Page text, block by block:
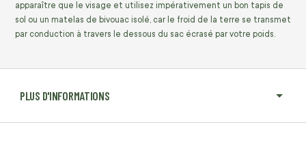
PLUS D'INFORMATIONS
apparaître que le visage et utilisez impérativement un bon tapis de
sol ou un matelas de bivouac isolé, car le froid de la terre se transmet
par conduction à travers le dessous du sac écrasé par votre poids.